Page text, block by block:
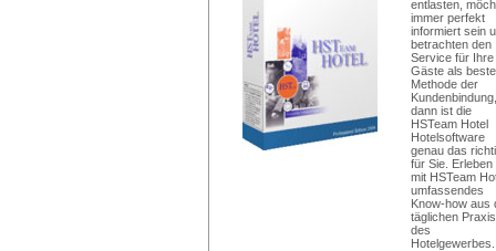
entlasten,
immer perfekt
informiert sein
betrachten den
Service für Ihre
Gäste als beste
Methode der
Kundenbindung,
dann ist die
HSTeam Hotel
Hotelsoftware
genau das
für Sie. Erleben
mit HSTeam
umfassendes
Know-how aus
täglichen Praxis
des